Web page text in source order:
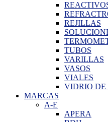
REJILLAS
TUBOS
VARILLAS
VASOS
VIALES
VIDRIO DE
MARCAS
A-E
APERA